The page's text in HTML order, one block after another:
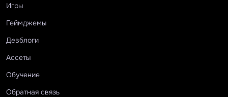
Игры
Геймджемы
Девблоги
Ассеты
Обучение
Обратная связь